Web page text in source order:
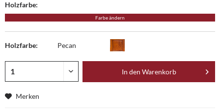
Holzfarbe:
Farbe ändern
Holzfarbe: Pecan
In den Warenkorb
Merken